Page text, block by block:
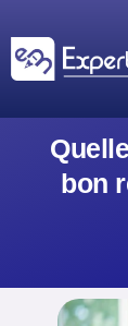
au
contenu
bon